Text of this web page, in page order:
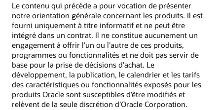
Le contenu qui précède a pour vocation de présenter
notre orientation générale concernant les produits. Il est
fourni uniquement à titre informatif et ne peut être
intégré dans un contrat. Il ne constitue aucunement un
engagement à offrir l’un ou l’autre de ces produits,
programmes ou fonctionnalités et ne doit pas servir de
base pour la prise de décisions d’achat. Le
développement, la publication, le calendrier et les tarifs
des caractéristiques ou fonctionnalités exposés pour les
produits Oracle sont susceptibles d’être modifiés et
relèvent de la seule discrétion d’Oracle Corporation.